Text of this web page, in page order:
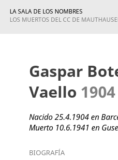
LA SALA DE LOS NOMBRES
LOS MUERTOS DEL CC DE
Gaspar
Vaello
Nacido 25.4.1904 en
Muerto 10.6.1941 en
BIOGRAFÍA